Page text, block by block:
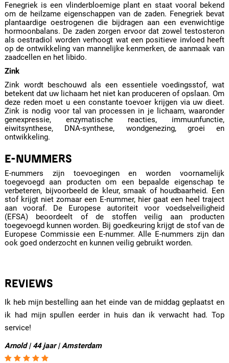
Fenegriek is een vlinderbloemige plant en staat vooral bekend
om de heilzame eigenschappen van de zaden. Fenegriek bevat
plantaardige oestrogenen die bijdragen aan een evenwichtige
hormoonbalans. De zaden zorgen ervoor dat zowel testosteron
als oestradiol worden verhoogt wat een positieve invloed heeft
op de ontwikkeling van mannelijke kenmerken, de aanmaak van
zaadcellen en het libido.
Zink
Zink wordt beschouwd als een essentiele voedingsstof, wat
betekent dat uw lichaam het niet kan produceren of opslaan. Om
deze reden moet u een constante toevoer krijgen via uw dieet.
Zink is nodig voor tal van processen in je lichaam, waaronder
genexpressie, enzymatische reacties, immuunfunctie,
eiwitsynthese, DNA-synthese, wondgenezing, groei en
ontwikkeling.
E-NUMMERS
E-nummers zijn toevoegingen en worden voornamelijk
toegevoegd aan producten om een bepaalde eigenschap te
verbeteren, bijvoorbeeld de kleur, smaak of houdbaarheid. Een
stof krijgt niet zomaar een E-nummer, hier gaat een heel traject
aan vooraf. De Europese autoriteit voor voedselveiligheid
(EFSA) beoordeelt of de stoffen veilig aan producten
toegevoegd kunnen worden. Bij goedkeuring krijgt de stof van de
Europese Commissie een E-nummer. Alle E-nummers zijn dan
ook goed onderzocht en kunnen veilig gebruikt worden.
REVIEWS
Ik heb mijn bestelling aan het einde van de middag geplaatst en
ik had mijn spullen eerder in huis dan ik verwacht had. Top
service!
Arnold | 44 jaar | Amsterdam